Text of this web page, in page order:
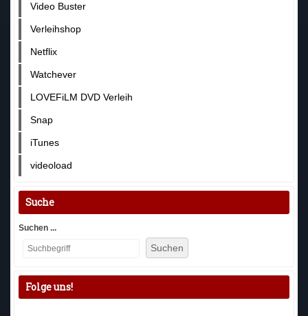
Video Buster
Verleihshop
Netflix
Watchever
LOVEFiLM DVD Verleih
Snap
iTunes
videoload
Suche
Suchen ...
Suchen
Folge uns!